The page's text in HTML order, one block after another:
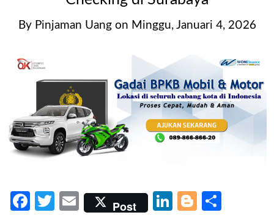
By Pinjaman Uang on Minggu, Januari 4, 2026
Facebook
Twitter
EmailPost LinkedIn
Blogger